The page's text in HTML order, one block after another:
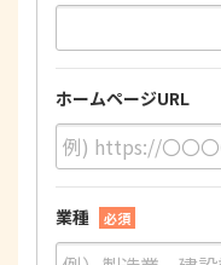
ホームページURL
業種 必須